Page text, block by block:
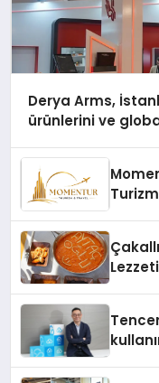
Derya Arms,
ürünlerini ve